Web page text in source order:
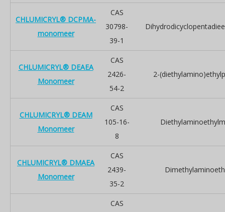
CHLUMICRYL® DCPMA-
monomeer
CAS
30798-
39-1
CHLUMICRYL® DEAEA
Monomeer
CAS
2426-
54-2
2-
CHLUMICRYL® DEAM
Monomeer
CAS
105-16-
8
CHLUMICRYL® DMAEA
Monomeer
CAS
2439-
35-2
CAS